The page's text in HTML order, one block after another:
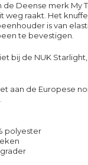
de Deense merk My
weg raakt. Het
is van
te bevestigen.
bij de NUK
aan de Europese
polyester